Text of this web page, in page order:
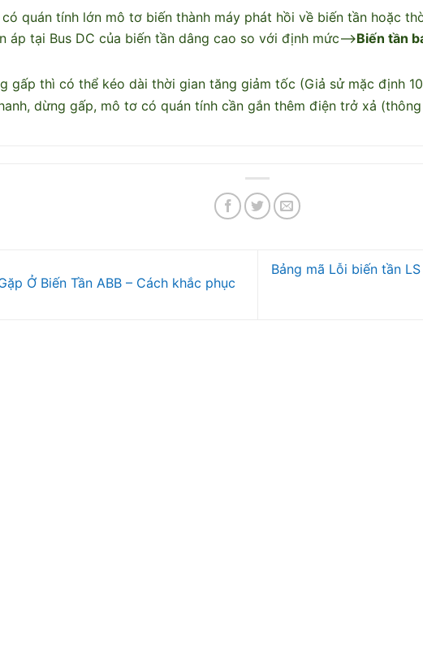
quán tính lớn mô tơ biến thành máy phát hồi về biến tần hoặc
áp tại Bus DC của biến tần dâng cao so với định mức-->Biến tần
gấp thì có thể kéo dài thời gian tăng giảm tốc (Giả sử mặc định
dừng gấp, mô tơ có quán tính cần gắn thêm điện trở xả
Ở Biến Tần ABB – Cách khắc phục
Bảng mã Lỗi biến tần